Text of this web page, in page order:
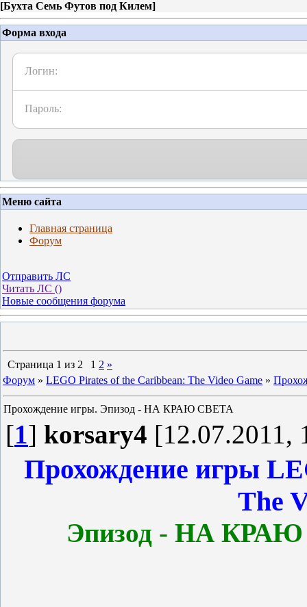
[Бухта Семь Футов под Килем]
Форма входа
Логин:
Пароль:
Меню сайта
Главная страница
Форум
Отправить ЛС
Читать ЛС ()
Новые сообщения форума
Страница 1 из 2 1 2 »
Форум » LEGO Pirates of the Caribbean: The Video Game »
Прохождение игры. Эпизод - НА КРАЮ СВЕТА
[1] korsary4 [12.07.2011,
Прохождение игры
The
Эпизод - НА